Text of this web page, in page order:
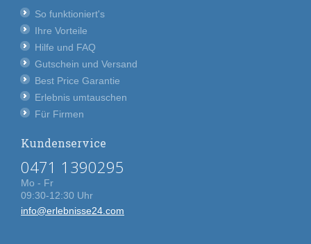
So funktioniert's
Ihre Vorteile
Hilfe und FAQ
Gutschein und Versand
Best Price Garantie
Erlebnis umtauschen
Für Firmen
Kundenservice
0471 1390295
Mo - Fr
09:30-12:30 Uhr
info@erlebnisse24.com